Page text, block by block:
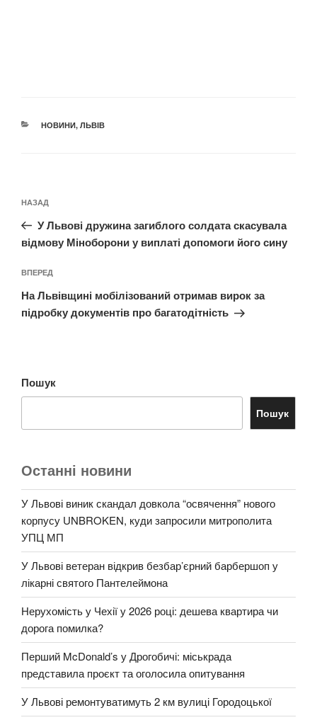
КАТЕГОРІЇ
НОВИНИ, ЛЬВІВ
записів
Попередній
запис:
НАЗАД
У Львові дружина загиблого солдата скасувала
відмову Міноборони у виплаті допомоги його сину
Наступний
запис
ВПЕРЕД
На Львівщині мобілізований отримав вирок за
підробку документів про багатодітність
Пошук
Пошук
Останні новини
У Львові виник скандал довкола “освячення” нового
корпусу UNBROKEN, куди запросили митрополита
УПЦ МП
У Львові ветеран відкрив безбар’єрний барбершоп у
лікарні святого Пантелеймона
Нерухомість у Чехії у 2026 році: дешева квартира чи
дорога помилка?
Перший McDonald’s у Дрогобичі: міськрада
представила проєкт та оголосила опитування
У Львові ремонтуватимуть 2 км вулиці Городоцької